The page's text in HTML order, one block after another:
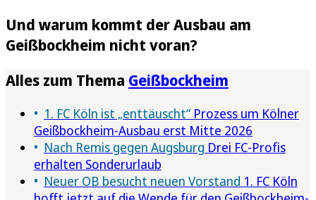
Und warum kommt der Ausbau am
Geißbockheim nicht voran?
Alles zum Thema Geißbockheim
1. FC Köln ist „enttäuscht“ Prozess um Kölner
Geißbockheim-Ausbau erst Mitte 2026
Nach Remis gegen Augsburg Drei FC-Profis
erhalten Sonderurlaub
Neuer OB besucht neuen Vorstand 1. FC Köln